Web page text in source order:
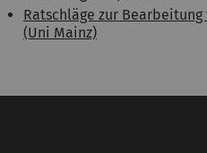
Ratschläge zur
(Uni Mainz)